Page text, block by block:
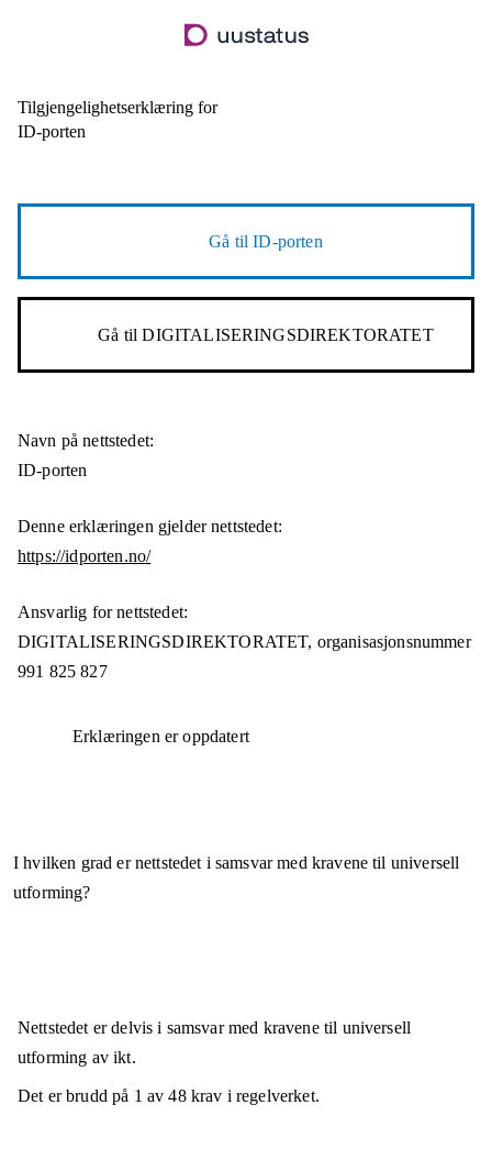
til
Tilgjengelighetserklæring for
ID-porten
Gå tilID-porten
Gå tilDIGITALISERINGSDIREKTORATET
Navn på nettstedet:
ID-porten
Denne erklæringen gjelder nettstedet:
https://idporten.no/
Ansvarlig for nettstedet:
DIGITALISERINGSDIREKTORATET, organisasjonsnummer
991 825 827
Erklæringen er oppdatert
I hvilken grad er nettstedet i samsvar med kravene til universell
utforming?
Nettstedet erdelvis i samsvarmed kravene til universell
utforming av ikt.
Det er brudd på 1 av48krav i regelverket.